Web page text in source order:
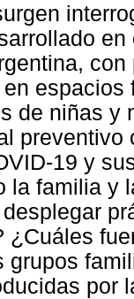
de niñas y
19 y
la familia y
¿Cuáles
grupos
por